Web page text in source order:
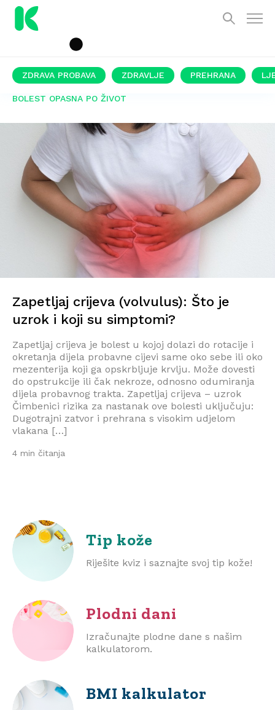
ZDRAVA PROBAVA ZDRAVLJE PREHRANA
BOLEST OPASNA PO ŽIVOT
Zapetljaj crijeva (volvulus): Što je
uzrok i koji su simptomi?
Zapetljaj crijeva je bolest u kojoj dolazi do rotacije i
okretanja dijela probavne cijevi same oko sebe ili oko
mezenterija koji ga opskrbljuje krvlju. Može dovesti
do opstrukcije ili čak nekroze, odnosno odumiranja
dijela probavnog trakta. Zapetljaj crijeva – uzrok
Čimbenici rizika za nastanak ove bolesti uključuju:
Dugotrajni zatvor i prehrana s visokim udjelom
vlakana […]
4 min čitanja
Tip kože
Riješite kviz i saznajte svoj tip kože!
Plodni dani
Izračunajte plodne dane s našim
kalkulatorom.
BMI kalkulator